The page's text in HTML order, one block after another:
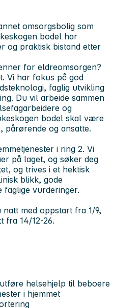
omsorgsbolig som
bodel har
og praktisk bistand etter
for eldreomsorgen?
Vi har fokus på god
faglig utvikling
Du vil arbeide sammen
og
bodel skal være
pårørende og ansatte.
i ring 2. Vi
på laget, og søker deg
og trives i et hektisk
blikk, gode
faglige vurderinger.
med oppstart fra 1/9,
fra 14/12-26.
helsehjelp til beboere
i hjemmet